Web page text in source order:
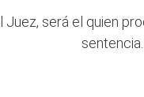
será el quien
sentencia.